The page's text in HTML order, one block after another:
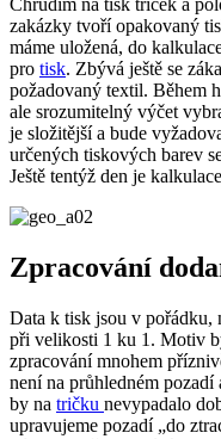
Chrudim na tisk triček a
zakázky tvoří opakovaný
máme uložená, do
pro tisk. Zbývá ještě se
požadovaný textil. Během
ale srozumitelný výčet
je složitější a bude
určených tiskových barev
Ještě tentýž den je
Zpracování
Data k tisk jsou v pořádku,
při velikosti 1 ku 1. Motiv
zpracování mnohem
není na průhledném
by na tričku nevypadalo
upravujeme pozadí „do